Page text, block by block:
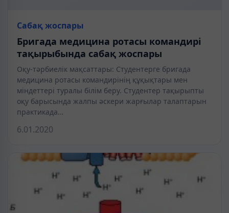
Сабақ жоспары
Бригада медицина ротасы командирі
тақырыбында сабақ жоспары
Оқу-тәрбиелік мақсаттары: Студентерге бригада
медицина ротасы командирінің құқықтары мен
міндеттері туралы білім беру. Студентер тақырыпты
оқу барысында жалпы әскери жарғылар талаптарын
практикада…
6.01.2020